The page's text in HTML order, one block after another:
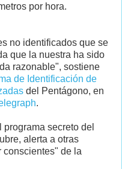
por hora.
no identificados que se
que la nuestra ha sido
razonable", sostiene
de Identificación de
del Pentágono, en
.
secreto del
alerta a otras
conscientes" de la